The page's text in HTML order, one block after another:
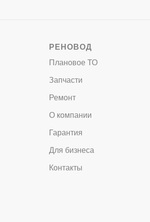
РЕНОВОД
Плановое ТО
Запчасти
Ремонт
О компании
Гарантия
Для бизнеса
Контакты